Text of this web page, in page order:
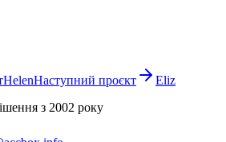
HelenНаступний проєкт
Eliz
з 2002 року